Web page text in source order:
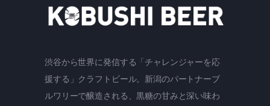
渋谷から世界に発信する「チャレンジャーを応
援する」クラフトビール。新潟のパートナーブ
ルワリーで醸造される、黒糖の甘みと深い味わ